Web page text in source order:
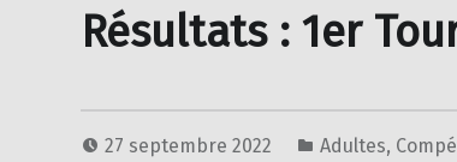
Résultats : 1er
27 septembre 2022 Adultes,